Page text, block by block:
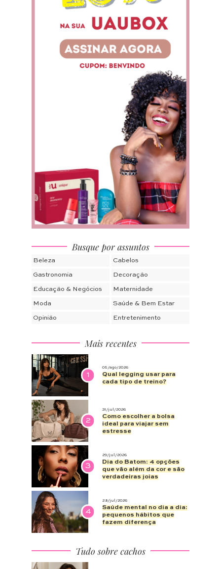
Busque por assuntos
Beleza Cabelos
Gastronomia Decoração
Educação & Negócios Maternidade
Moda Saúde & Bem Estar
Opinião Entretenimento
Mais recentes
1
05/ago/2026
Qual legging usar para
cada tipo de treino?
2
31/jul/2026
Como escolher a bolsa
ideal para viajar sem
estresse
3
29/jul/2026
Dia do Batom: 4 opções
que vão além da cor e são
verdadeiras joias
4
28/jul/2026
Saúde mental no dia a dia:
pequenos hábitos que
fazem diferença
Tudo sobre cachos